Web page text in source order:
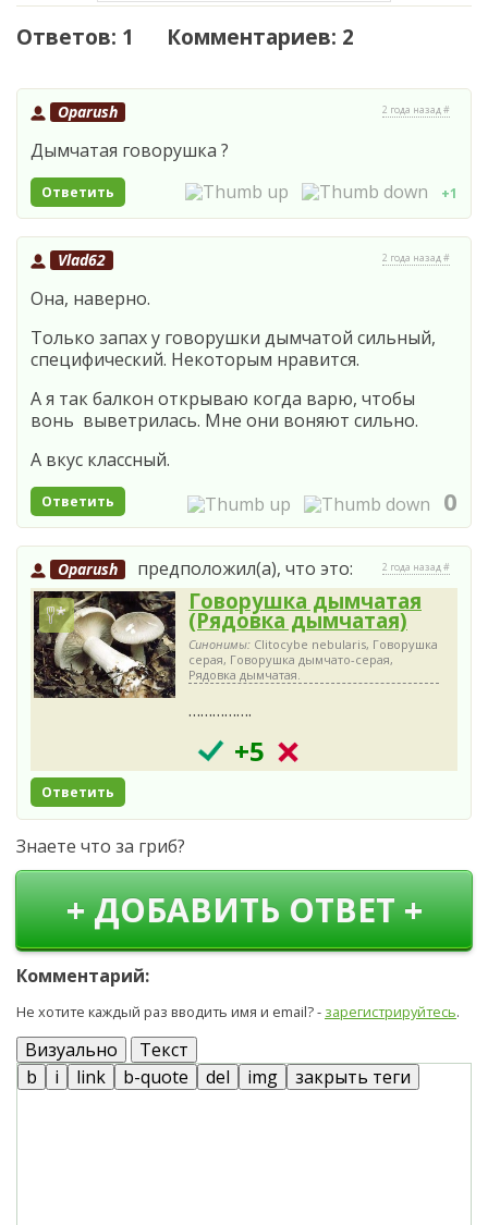
Ответов: 1 Комментариев: 2
Oparush 2 года назад #
Дымчатая говорушка ?
Ответить +1
Vlad62 2 года назад #
Она, наверно.
Только запах у говорушки дымчатой сильный,
специфический. Некоторым нравится.
А я так балкон открываю когда варю, чтобы
вонь выветрилась. Мне они воняют сильно.
А вкус классный.
Ответить 0
Oparush предположил(а), что это: 2 года назад #
Говорушка дымчатая
(Рядовка дымчатая)
Синонимы: Clitocybe nebularis, Говорушка
серая, Говорушка дымчато-серая,
Рядовка дымчатая.
…………….
+5
Ответить
Знаете что за гриб?
+ ДОБАВИТЬ ОТВЕТ +
Комментарий:
Не хотите каждый раз вводить имя и email? - зарегистрируйтесь.
Визуально Текст